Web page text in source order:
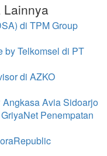
Lainnya
di TPM Group
by Telkomsel di PT
di AZKO
Avia Sidoarjo
Penempatan